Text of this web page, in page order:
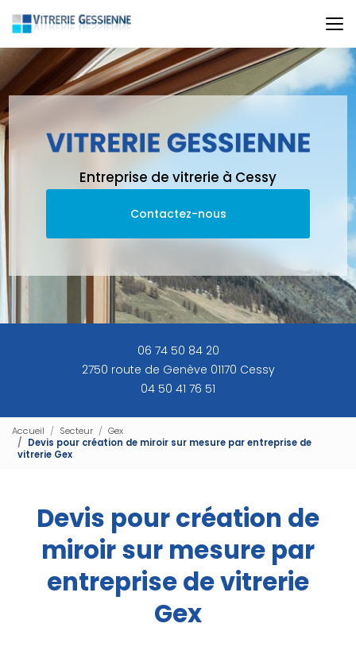
au
contenu
principal
Entreprise de vitrerie à Cessy
Contactez-nous
06 74 50 84 20
2750 route de Genève 01170 Cessy
04 50 41 76 51
Accueil Secteur
Gex
Devis pour création de miroir sur mesure par entreprise de
vitrerie Gex
Devis pour création de
miroir sur mesure par
entreprise de vitrerie
Gex